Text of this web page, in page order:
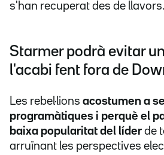
s'han recuperat des de llavors.
Starmer podrà evitar
l'acabi fent fora de
Les rebel·lions acostumen a
programàtiques i perquè el
baixa popularitat del líder de
arruïnant les perspectives